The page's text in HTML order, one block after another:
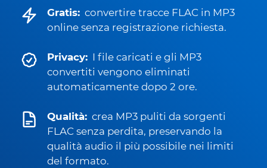
Gratis: convertire tracce FLAC in MP3
online senza registrazione richiesta.
Privacy: I file caricati e gli MP3
convertiti vengono eliminati
automaticamente dopo 2 ore.
Qualità: crea MP3 puliti da sorgenti
FLAC senza perdita, preservando la
qualità audio il più possibile nei limiti
del formato.